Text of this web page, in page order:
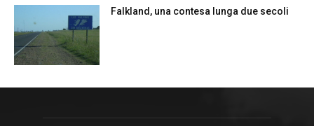
Falkland, una contesa lunga due secoli